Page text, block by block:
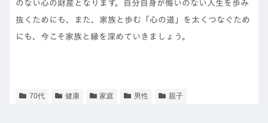
のない心の財産となります。自分自身が悔いのない人生を歩み
抜くためにも、また、家族と歩む「心の道」を太くつなぐため
にも、今こそ家族と縁を深めていきましょう。
70代 健康 家庭 男性 親子